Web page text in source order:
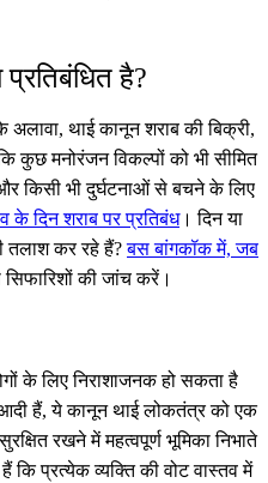
है?
थाई कानून शराब की बिक्री,
कुछ मनोरंजन विकल्पों को भी सीमित
किसी भी दुर्घटनाओं से बचने के लिए
के दिन शराब पर प्रतिबंध। दिन या
तलाश कर रहे हैं?बस बांगकॉक में, जब
सिफारिशों की जांच करें।
के लिए निराशाजनक हो सकता है
हैं, ये कानून थाई लोकतंत्र को एक
रखने में महत्वपूर्ण भूमिका निभाते
प्रत्येक व्यक्ति की वोट वास्तव में